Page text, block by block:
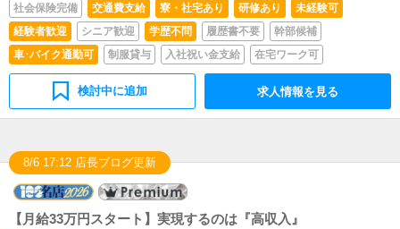
社会保険完備
交通費支給 寮・社宅あり 研修あり
未経験可
経験者歓迎
シニア歓迎 学歴不問 履歴書不要
幹部候補
車･バイク通勤可
制服貸与 入社祝い金支給 在宅ワーク可
検討中に追加 求人情報を見る
8/6 17:12 店長ブログ更新
【月給33万円スタート】実現するのは『高収入』